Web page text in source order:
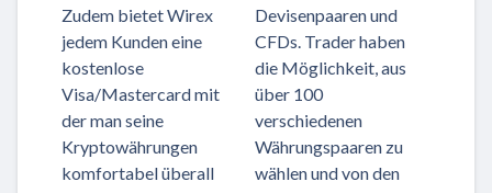
Zudem bietet Wirex
jedem Kunden eine
kostenlose
Visa/Mastercard mit
der man seine
Kryptowährungen
komfortabel überall
Devisenpaaren und
CFDs. Trader haben
die Möglichkeit, aus
über 100
verschiedenen
Währungspaaren zu
wählen und von den